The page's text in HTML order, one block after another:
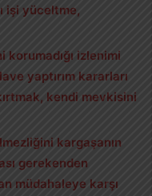
işi yüceltme,
korumadığı izlenimi
yaptırım kararları
kendi mevkisini
kargaşanın
gerekenden
müdahaleye karşı